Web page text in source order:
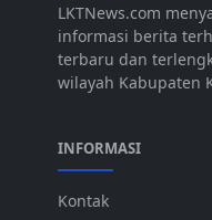
LKTNews.com
informasi berita
terbaru dan
wilayah Kabupaten
INFORMASI
Kontak